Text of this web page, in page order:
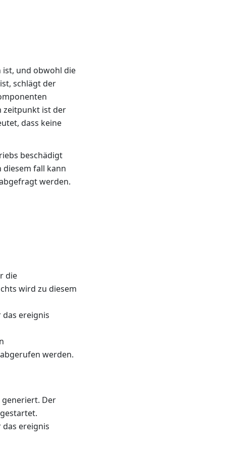
ist, und obwohl die
schlägt der
zeitpunkt ist der
dass keine
beschädigt
fall kann
werden.
die
wird zu diesem
ereignis
werden.
Der
ereignis